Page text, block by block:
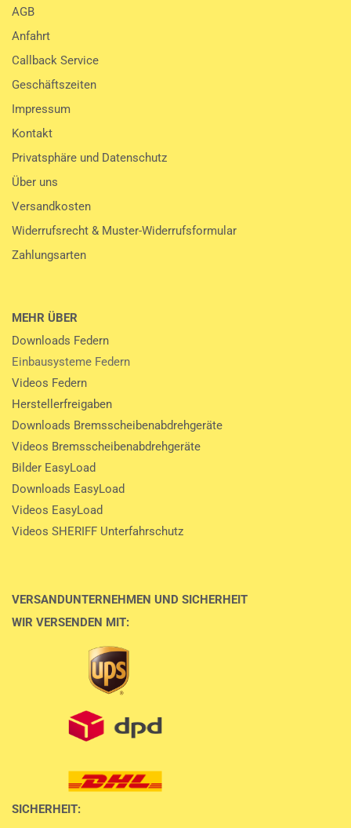
AGB
Anfahrt
Callback Service
Geschäftszeiten
Impressum
Kontakt
Privatsphäre und Datenschutz
Über uns
Versandkosten
Widerrufsrecht & Muster-Widerrufsformular
Zahlungsarten
MEHR ÜBER
Downloads Federn
Einbausysteme Federn
Videos Federn
Herstellerfreigaben
Downloads Bremsscheibenabdrehgeräte
Videos Bremsscheibenabdrehgeräte
Bilder EasyLoad
Downloads EasyLoad
Videos EasyLoad
Videos SHERIFF Unterfahrschutz
VERSANDUNTERNEHMEN UND SICHERHEIT
WIR VERSENDEN MIT:
SICHERHEIT: